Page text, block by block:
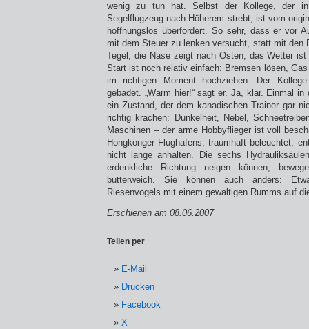
wenig zu tun hat. Selbst der Kollege, der
Segelflugzeug nach Höherem strebt, ist vom
hoffnungslos überfordert. So sehr, dass er vor
mit dem Steuer zu lenken versucht, statt mit den
Tegel, die Nase zeigt nach Osten, das Wetter
Start ist noch relativ einfach: Bremsen lösen,
im richtigen Moment hochziehen. Der
gebadet. „Warm hier!“ sagt er. Ja, klar. Einmal
ein Zustand, der dem kanadischen Trainer gar
richtig krachen: Dunkelheit, Nebel,
Maschinen – der arme Hobbyflieger ist voll
Hongkonger Flughafens, traumhaft beleuchtet,
nicht lange anhalten. Die sechs
erdenkliche Richtung neigen können,
butterweich. Sie können auch anders:
Riesenvogels mit einem gewaltigen Rumms auf
Erschienen am 08.06.2007
Teilen per
E-Mail
Drucken
Facebook
X